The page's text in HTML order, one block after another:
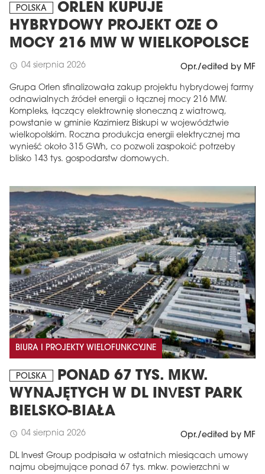
POLSKA
ORLEN KUPUJE
HYBRYDOWY PROJEKT OZE O
MOCY 216 MW W WIELKOPOLSCE
schedule 04 sierpnia 2026 Opr./edited by MF
Grupa Orlen sfinalizowała zakup projektu hybrydowej farmy
odnawialnych źródeł energii o łącznej mocy 216 MW.
Kompleks, łączący elektrownię słoneczną z wiatrową,
powstanie w gminie Kazimierz Biskupi w województwie
wielkopolskim. Roczna produkcja energii elektrycznej ma
wynieść około 315 GWh, co pozwoli zaspokoić potrzeby
blisko 143 tys. gospodarstw domowych.
BIURA I PROJEKTY WIELOFUNKCYJNE
POLSKA
PONAD 67 TYS. MKW.
WYNAJĘTYCH W DL INVEST PARK
BIELSKO-BIAŁA
schedule 04 sierpnia 2026 Opr./edited by MF
DL Invest Group podpisała w ostatnich miesiącach umowy
najmu obejmujące ponad 67 tys. mkw. powierzchni w